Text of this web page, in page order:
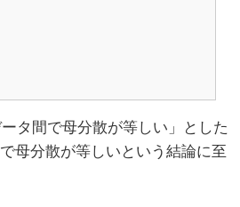
タ間で母分散が等しい」とした
母分散が等しいという結論に至